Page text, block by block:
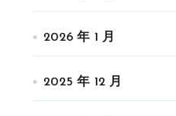
2026 年 1 月
2025 年 12 月